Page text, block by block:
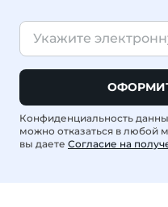
Конфиденциальность
можно отказаться в любой
вы даете Согласие на